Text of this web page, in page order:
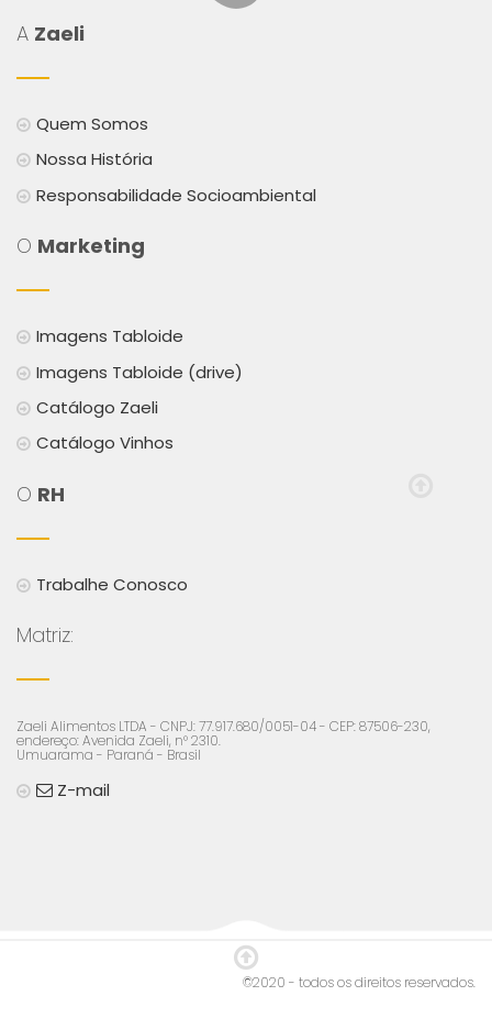
A Zaeli
Quem Somos
Nossa História
Responsabilidade Socioambiental
O Marketing
Imagens Tabloide
Imagens Tabloide (drive)
Catálogo Zaeli
Catálogo Vinhos
O RH
Trabalhe Conosco
Matriz:
Zaeli Alimentos LTDA - CNPJ: 77.917.680/0051-04 - CEP: 87506-230,
endereço: Avenida Zaeli, n° 2310.
Umuarama - Paraná - Brasil
Z-mail
©2020 - todos os direitos reservados.